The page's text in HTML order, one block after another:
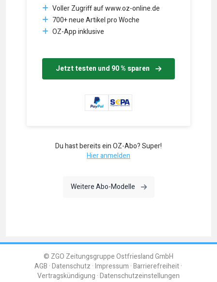
Voller Zugriff auf www.oz-online.de
700+ neue Artikel pro Woche
OZ-App inklusive
Jetzt testen und 90 % sparen
Du hast bereits ein OZ-Abo? Super!
Hier anmelden
Weitere Abo-Modelle
© ZGO Zeitungsgruppe Ostfriesland GmbH
AGB Datenschutz Impressum Barrierefreiheit
Vertragskündigung Datenschutzeinstellungen